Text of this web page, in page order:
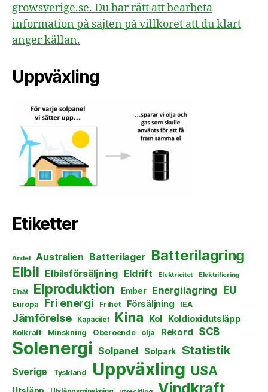
growsverige.se. Du har rätt att bearbeta
information på sajten på villkoret att du klart
anger källan.
Uppväxling
Etiketter
Andel Australien Batterilager Batterilagring
Elbil Elbilsförsäljning Eldrift Elektricitet Elektrifiering
Elnät Elproduktion Ember Energilagring EU
Europa Fri energi Frihet Försäljning IEA
Jämförelse Kapacitet Kina Kol Koldioxidutsläpp
Kolkraft Minskning Oberoende olja Rekord SCB
Solenergi Solpanel Solpark Statistik
Sverige Tyskland Uppväxling USA
Vindkraft